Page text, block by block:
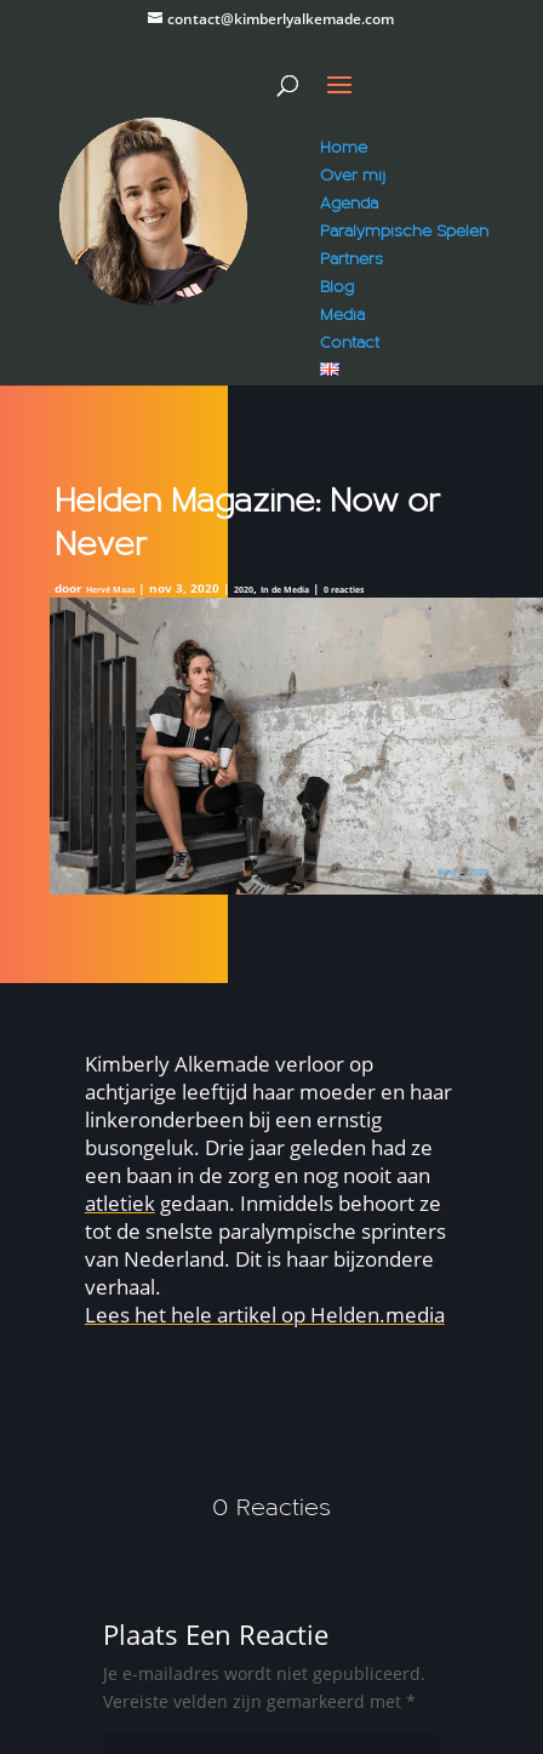
contact@kimberlyalkemade.com
Home
Over mij
Agenda
Paralympische Spelen
Partners
Blog
Media
Contact
Helden Magazine: Now or
Never
door Hervé Maas| nov 3, 2020| 2020, In de Media| 0 reacties
Blog→2020
Kimberly Alkemade verloor op
achtjarige leeftijd haar moeder en haar
linkeronderbeen bij een ernstig
busongeluk. Drie jaar geleden had ze
een baan in de zorg en nog nooit aan
atletiekgedaan. Inmiddels behoort ze
tot de snelste paralympische sprinters
van Nederland. Dit is haar bijzondere
verhaal.
Lees het hele artikel op Helden.media
0 Reacties
Plaats Een Reactie
Je e-mailadres wordt niet gepubliceerd.
Vereiste velden zijn gemarkeerd met *